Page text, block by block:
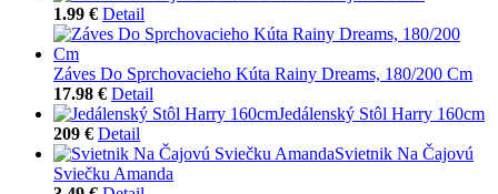
1.99 € Detail
Záves Do Sprchovacieho Kúta Rainy Dreams, 180/200 Cm
17.98 € Detail
Jedálenský Stôl Harry 160cm
209 € Detail
Svietnik Na Čajovú
Sviečku Amanda